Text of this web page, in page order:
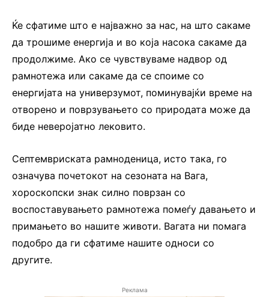
Ќе сфатиме што е најважно за нас, на што сакаме
да трошиме енергија и во која насока сакаме да
продолжиме. Ако се чувствуваме надвор од
рамнотежа или сакаме да се споиме со
енергијата на универзумот, поминувајќи време на
отворено и поврзувањето со природата може да
биде неверојатно лековито.
Септемвриската рамноденица, исто така, го
означува почетокот на сезоната на Вага,
хороскопски знак силно поврзан со
воспоставувањето рамнотежа помеѓу давањето и
примањето во нашите животи. Вагата ни помага
подобро да ги сфатиме нашите односи со
другите.
Реклама